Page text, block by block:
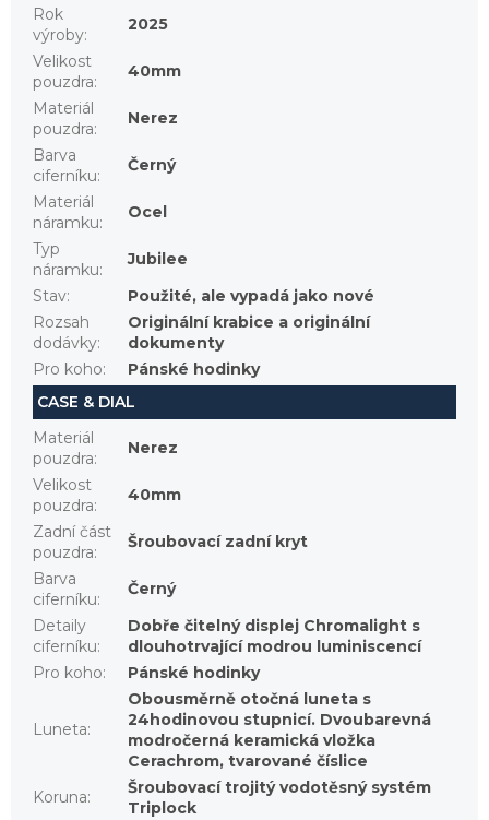
Rok
výroby:
2025
Velikost
pouzdra:
40mm
Materiál
pouzdra:
Nerez
Barva
ciferníku:
Černý
Materiál
náramku:
Ocel
Typ
náramku:
Jubilee
Stav:
Použité, ale vypadá jako nové
Rozsah
dodávky:
Originální krabice a originální
dokumenty
Pro koho:
Pánské hodinky
CASE & DIAL
Materiál
pouzdra:
Nerez
Velikost
pouzdra:
40mm
Zadní část
pouzdra:
Šroubovací zadní kryt
Barva
ciferníku:
Černý
Detaily
ciferníku:
Dobře čitelný displej Chromalight s
dlouhotrvající modrou luminiscencí
Pro koho: Pánské hodinky
Luneta:
Obousměrně otočná luneta s
24hodinovou stupnicí. Dvoubarevná
modročerná keramická vložka
Cerachrom, tvarované číslice
Koruna:
Šroubovací trojitý vodotěsný systém
Triplock